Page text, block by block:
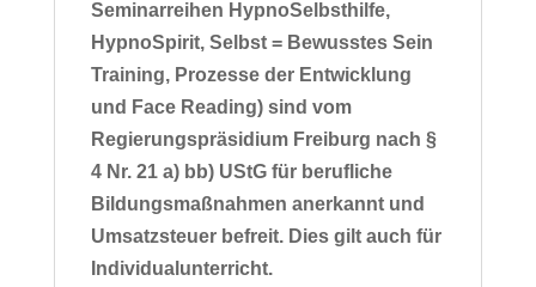
Seminarreihen HypnoSelbsthilfe,
HypnoSpirit, Selbst = Bewusstes Sein
Training, Prozesse der Entwicklung
und Face Reading) sind vom
Regierungspräsidium Freiburg nach §
4 Nr. 21 a) bb) UStG für berufliche
Bildungsmaßnahmen anerkannt und
Umsatzsteuer befreit. Dies gilt auch für
Individualunterricht.